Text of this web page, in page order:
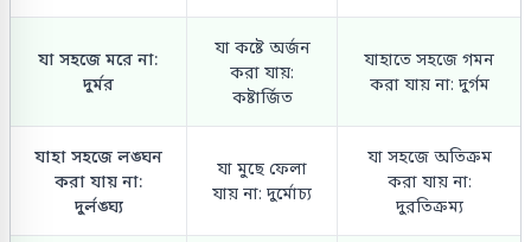
যা সহজে মরে না:
দুর্মর
যা কষ্টে অর্জন
করা যায়:
কষ্টার্জিত
যাহাতে সহজে গমন
করা যায় না: দুর্গম
যাহা সহজে লঙ্ঘন
করা যায় না:
দুর্লঙ্ঘ্য
যা মুছে ফেলা
যায় না: দুর্মোচ্য
যা সহজে অতিক্রম
করা যায় না:
দুরতিক্রম্য